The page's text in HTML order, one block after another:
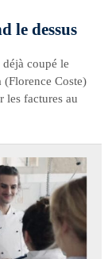
le dessus
coupé le
(Florence Coste)
les factures au